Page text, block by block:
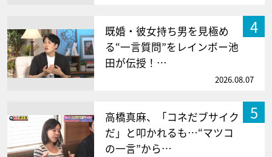
4
既婚・彼女持ち男を見極め
る“一言質問”をレインボー池
田が伝授！…
2026.08.07
5
高橋真麻、「コネだブサイク
だ」と叩かれるも…“マツコ
の一言”から…